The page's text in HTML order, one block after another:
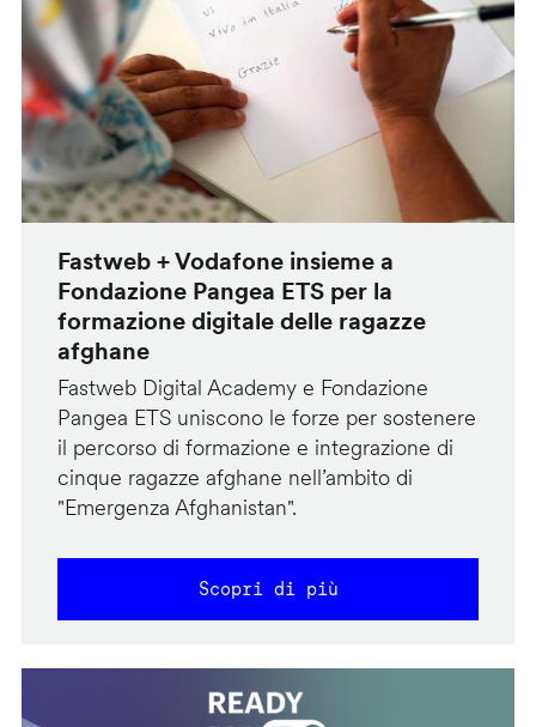
Fastweb + Vodafone insieme a
Fondazione Pangea ETS per la
formazione digitale delle ragazze
afghane
Fastweb Digital Academy e Fondazione
Pangea ETS uniscono le forze per sostenere
il percorso di formazione e integrazione di
cinque ragazze afghane nell’ambito di
"Emergenza Afghanistan".
Scopri di più